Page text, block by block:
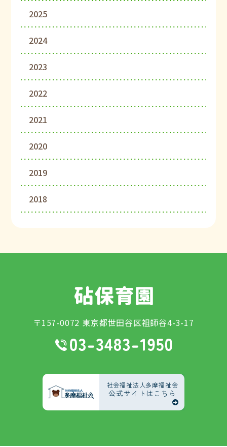
2025
2024
2023
2022
2021
2020
2019
2018
〒157-0072 東京都世田谷区祖師谷4-3-17
社会福祉法人多摩福祉会
公式サイトはこちら